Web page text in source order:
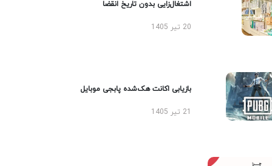
اشتغال‌زایی بدون تاریخ انقضا
20 تیر 1405
بازیابی اکانت هک‌شده پابجی موبایل